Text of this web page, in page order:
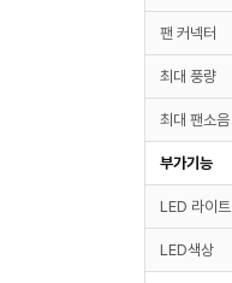
팬 커넥터
최대 풍량
최대 팬소음
부가기능
LED 라이트
LED색상